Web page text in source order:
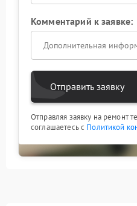
Комментарий к заявке:
Отправить заявку
Отправляя заявку на ремонт
соглашаетесь с Политикой